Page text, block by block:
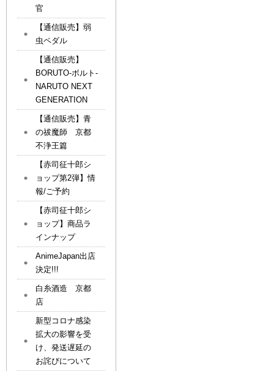
官
【通信販売】弱
虫ペダル
【通信販売】
BORUTO-ボルト-
NARUTO NEXT
GENERATION
【通信販売】青
の祓魔師 京都
不浄王篇
【赤司征十郎シ
ョップ第2弾】情
報/ご予約
【赤司征十郎シ
ョップ】商品ラ
インナップ
AnimeJapan出店
決定!!!
白糸酒造 京都
店
新型コロナ感染
拡大の影響を受
け、発送遅延の
お詫びについて